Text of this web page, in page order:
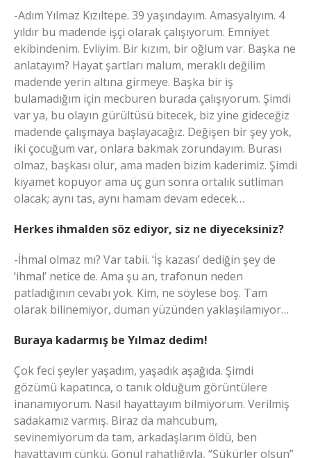
-Adım Yılmaz Kızıltepe. 39 yaşındayım. Amasyalıyım. 4
yıldır bu madende işçi olarak çalışıyorum. Emniyet
ekibindenim. Evliyim. Bir kızım, bir oğlum var. Başka ne
anlatayım? Hayat şartları malum, meraklı değilim
madende yerin altına girmeye. Başka bir iş
bulamadığım için mecburen burada çalışıyorum. Şimdi
var ya, bu olayın gürültüsü bitecek, biz yine gideceğiz
madende çalışmaya başlayacağız. Değişen bir şey yok,
iki çocuğum var, onlara bakmak zorundayım. Burası
olmaz, başkası olur, ama maden bizim kaderimiz. Şimdi
kıyamet kopuyor ama üç gün sonra ortalık sütliman
olacak; aynı tas, aynı hamam devam edecek…
Herkes ihmalden söz ediyor, siz ne diyeceksiniz?
-İhmal olmaz mı? Var tabii. ‘İş kazası’ dediğin şey de
‘ihmal’ netice de. Ama şu an, trafonun neden
patladığının cevabı yok. Kim, ne söylese boş. Tam
olarak bilinemiyor, duman yüzünden yaklaşılamıyor…
Buraya kadarmış be Yılmaz dedim!
Çok feci şeyler yaşadım, yaşadık aşağıda. Şimdi
gözümü kapatınca, o tanık olduğum görüntülere
inanamıyorum. Nasıl hayattayım bilmiyorum. Verilmiş
sadakamız varmış. Biraz da mahcubum,
sevinemiyorum da tam, arkadaşlarım öldü, ben
hayattayım çünkü. Gönül rahatlığıyla, “Şükürler olsun”